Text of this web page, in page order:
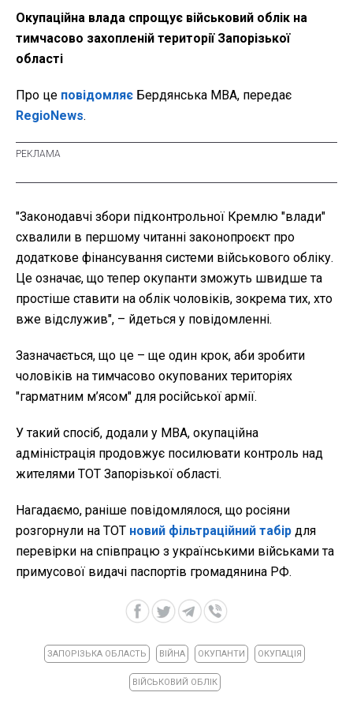
Окупаційна влада спрощує військовий облік на
тимчасово захопленій території Запорізької
області
Про це повідомляє Бердянська МВА, передає
RegioNews.
"Законодавчі збори підконтрольної Кремлю "влади"
схвалили в першому читанні законопроєкт про
додаткове фінансування системи військового обліку.
Це означає, що тепер окупанти зможуть швидше та
простіше ставити на облік чоловіків, зокрема тих, хто
вже відслужив", – йдеться у повідомленні.
Зазначається, що це – ще один крок, аби зробити
чоловіків на тимчасово окупованих територіях
"гарматним м’ясом" для російської армії.
У такий спосіб, додали у МВА, окупаційна
адміністрація продовжує посилювати контроль над
жителями ТОТ Запорізької області.
Нагадаємо, раніше повідомлялося, що росіяни
розгорнули на ТОТ новий фільтраційний табір для
перевірки на співпрацю з українськими військами та
примусової видачі паспортів громадянина РФ.
ЗАПОРІЗЬКА ОБЛАСТЬ ВІЙНА ОКУПАНТИ ОКУПАЦІЯ
ВІЙСЬКОВИЙ ОБЛІК